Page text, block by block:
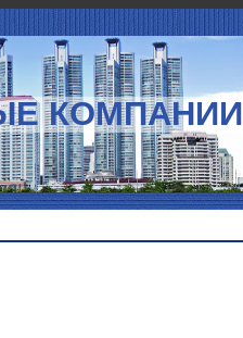
КОМПАНИИ